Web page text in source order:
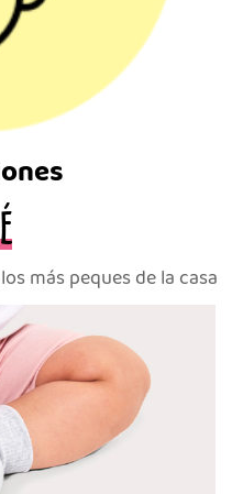
más peques de la casa